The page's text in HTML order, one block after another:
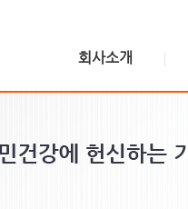
회사소개
CEO인사말